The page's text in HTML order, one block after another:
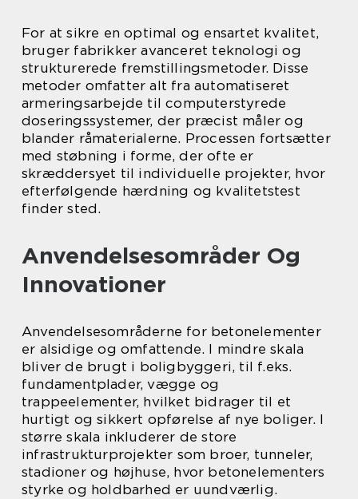
For at sikre en optimal og ensartet kvalitet,
bruger fabrikker avanceret teknologi og
strukturerede fremstillingsmetoder. Disse
metoder omfatter alt fra automatiseret
armeringsarbejde til computerstyrede
doseringssystemer, der præcist måler og
blander råmaterialerne. Processen fortsætter
med støbning i forme, der ofte er
skræddersyet til individuelle projekter, hvor
efterfølgende hærdning og kvalitetstest
finder sted.
Anvendelsesområder Og
Innovationer
Anvendelsesområderne for betonelementer
er alsidige og omfattende. I mindre skala
bliver de brugt i boligbyggeri, til f.eks.
fundamentplader, vægge og
trappeelementer, hvilket bidrager til et
hurtigt og sikkert opførelse af nye boliger. I
større skala inkluderer de store
infrastrukturprojekter som broer, tunneler,
stadioner og højhuse, hvor betonelementers
styrke og holdbarhed er uundværlig.